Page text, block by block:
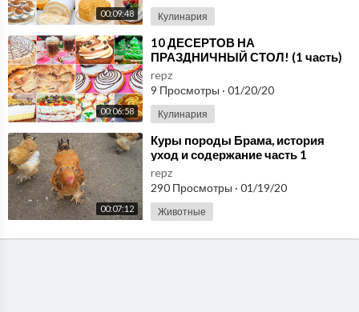
00:09:48 Кулинария
00:06:58
⁣10 ДЕСЕРТОВ НА
ПРАЗДНИЧНЫЙ СТОЛ! (1 часть)
repz
9 Просмотры · 01/20/20
Кулинария
00:07:12
⁣Куры породы Брама, история
уход и содержание часть 1
repz
290 Просмотры · 01/19/20
Животные